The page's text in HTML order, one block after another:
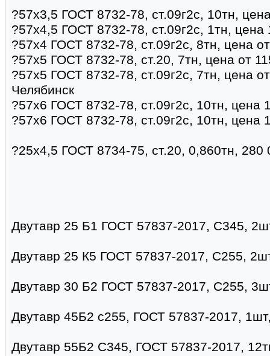
?57х3,5 ГОСТ 8732-78, ст.09г2с, 10тн,
?57х4,5 ГОСТ 8732-78, ст.09г2с, 1тн, цена
?57х4 ГОСТ 8732-78, ст.09г2с, 8тн, цена
?57х5 ГОСТ 8732-78, ст.20, 7тн, цена от
?57х5 ГОСТ 8732-78, ст.09г2с, 7тн, цена
Челябинск
?57х6 ГОСТ 8732-78, ст.09г2с, 10тн, цена
?57х6 ГОСТ 8732-78, ст.09г2с, 10тн, цена
?25х4,5 ГОСТ 8734-75, ст.20, 0,860тн,
Двутавр 25 Б1 ГОСТ 57837-2017, С345,
Двутавр 25 К5 ГОСТ 57837-2017, С255,
Двутавр 30 Б2 ГОСТ 57837-2017, С255,
Двутавр 45Б2 с255, ГОСТ 57837-2017,
Двутавр 55Б2 С345, ГОСТ 57837-2017,